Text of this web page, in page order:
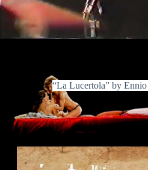
“La Lucertola” by